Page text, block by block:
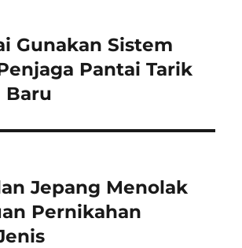
Gunakan Sistem
Pantai Tarik
Baru
Jepang Menolak
Pernikahan